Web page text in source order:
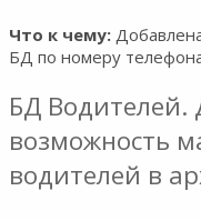
Что к чему:
БД по номеру
БД Водителей.
возможность
водителей в